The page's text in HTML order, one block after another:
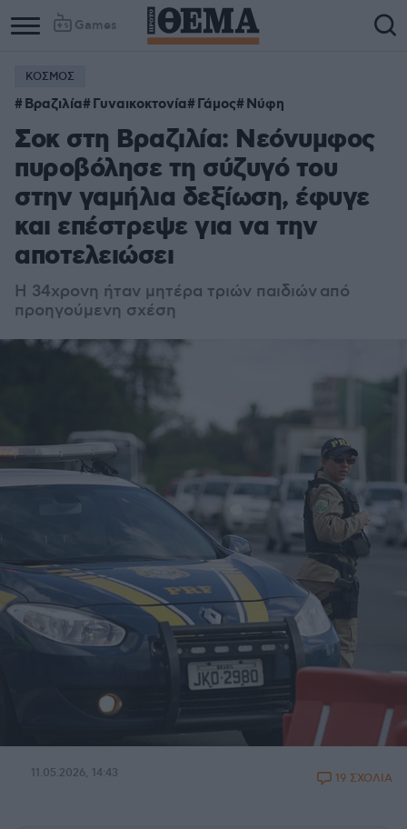
Games
ΚΟΣΜΟΣ
Βραζιλία Γυναικοκτονία Γάμος Νύφη
Σοκ στη Βραζιλία: Νεόνυμφος
πυροβόλησε τη σύζυγό του
στην γαμήλια δεξίωση, έφυγε
και επέστρεψε για να την
αποτελειώσει
Η 34χρονη ήταν μητέρα τριών παιδιώναπό
προηγούμενη σχέση
11.05.2026, 14:43 19 ΣΧΟΛΙΑ